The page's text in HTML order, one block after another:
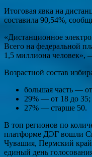
Итоговая явка на
составила 90,54%,
«Дистанционное
Всего на федеральной
1,5 миллиона человек»,
Возрастной состав
большая часть —
29% — от 18 до 35;
27% — старше 50.
В топ регионов по
платформе ДЭГ вошли
Чувашия, Пермский
единый день